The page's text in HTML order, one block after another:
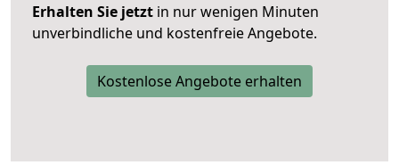
Erhalten Sie jetzt in nur wenigen Minuten
unverbindliche und kostenfreie Angebote.
Kostenlose Angebote erhalten